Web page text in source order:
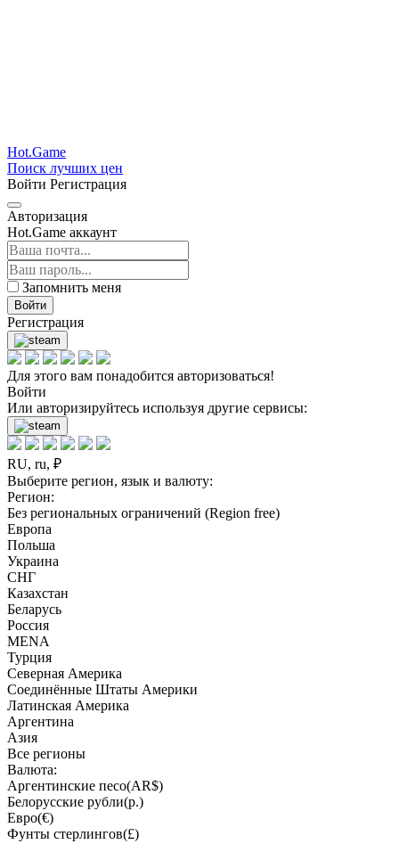
Hot.Game
Поиск лучших цен
Войти Регистрация
Авторизация
Hot.Game аккаунт
Запомнить меня
Войти
Регистрация
Для этого вам понадобится авторизоваться!
Войти
Или авторизируйтесь используя другие сервисы:
RU, ru, ₽
Выберите регион, язык и валюту:
Регион:
Без региональных ограничений (Region free)
Европа
Польша
Украина
СНГ
Казахстан
Беларусь
Россия
MENA
Турция
Северная Америка
Соединённые Штаты Америки
Латинская Америка
Аргентина
Азия
Все регионы
Валюта:
Аргентинские песо(AR$)
Белорусские рубли(р.)
Евро(€)
Фунты стерлингов(£)